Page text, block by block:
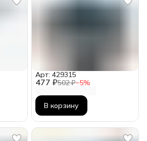
477 ₽502 ₽−5%
Арт: 429315
В корзину